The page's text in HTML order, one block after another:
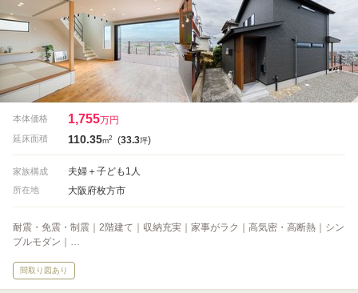
本体価格 1,755万円
延床面積 110.35m2 (33.3坪)
家族構成 夫婦＋子ども1人
所在地 大阪府枚方市
耐震・免震・制震｜2階建て｜収納充実｜家事がラク｜高気密・高断熱｜シン
プルモダン｜…
間取り図あり